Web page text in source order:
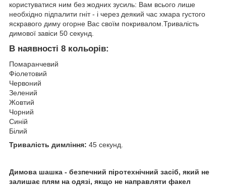
користуватися ним без жодних зусиль: Вам всього лише
необхідно підпалити гніт - і через деякий час хмара густого
яскравого диму огорне Вас своїм покривалом.Тривалість
димової завіси 50 секунд.
В наявності 8 кольорів:
Помаранчевий
Фіолетовий
Червоний
Зелений
Жовтий
Чорний
Синій
Білий
Тривалість димління: 45 секунд.
Димова шашка - безпечний піротехнічний засіб, який не
залишає плям на одязі, якщо не направляти факел